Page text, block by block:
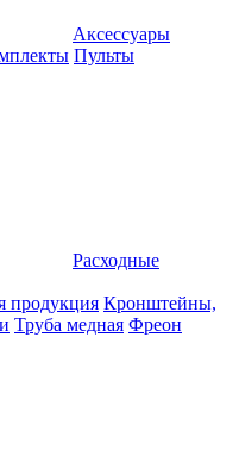
Аксессуары
Пульты
Расходные
продукция Кронштейны,
Труба медная Фреон